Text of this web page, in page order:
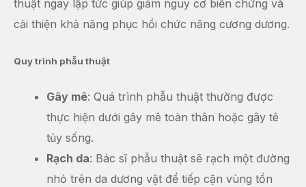
thuật ngay lập tức giúp giảm nguy cơ biến chứng và
cải thiện khả năng phục hồi chức năng cương dương.
Quy trình phẫu thuật
Gây mê: Quá trình phẫu thuật thường được
thực hiện dưới gây mê toàn thân hoặc gây tê
tủy sống.
Rạch da: Bác sĩ phẫu thuật sẽ rạch một đường
nhỏ trên da dương vật để tiếp cận vùng tổn